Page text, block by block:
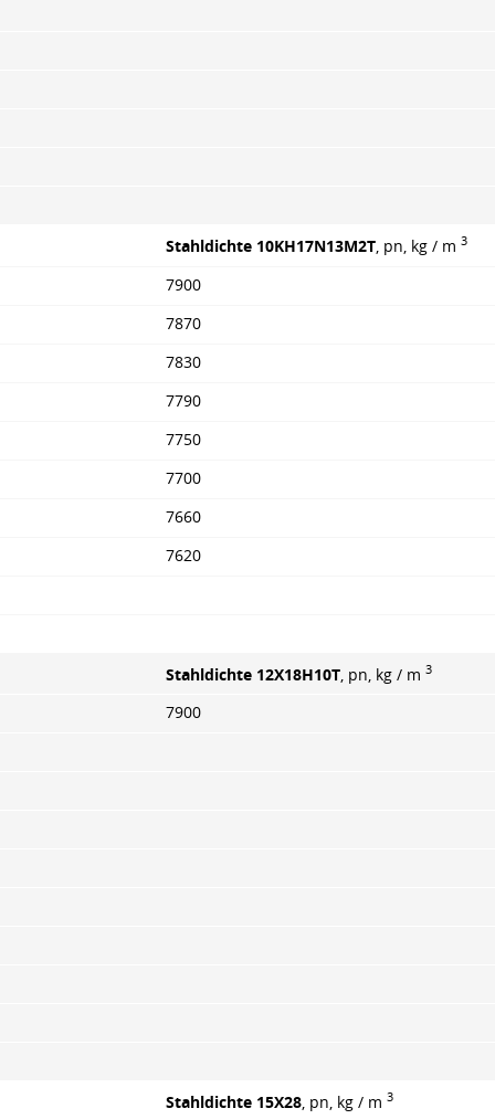
Stahldichte 10KH17N13M2T , pn, kg / m 3
7900
7870
7830
7790
7750
7700
7660
7620
Stahldichte 12X18H10T , pn, kg / m 3
7900
Stahldichte 15X28 , pn, kg / m 3